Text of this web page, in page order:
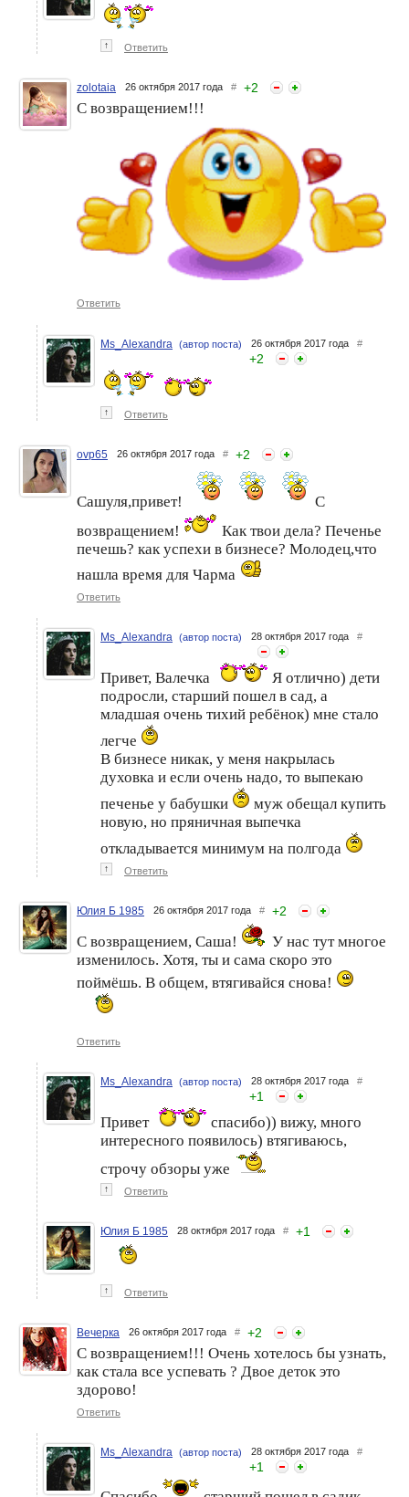
↑ Ответить
zolotaia 26 октября 2017 года # +2
С возвращением!!!
Ответить
Ms_Alexandra (автор поста) 26 октября 2017 года #
+2
↑ Ответить
ovp65 26 октября 2017 года # +2
Сашуля,привет!
С
возвращением!
Как твои дела? Печенье
печешь? как успехи в бизнесе? Молодец,что
нашла время для Чарма
Ответить
Ms_Alexandra (автор поста) 28 октября 2017 года #
Привет, Валечка
Я отлично) дети
подросли, старший пошел в сад, а
младшая очень тихий ребёнок) мне стало
легче
В бизнесе никак, у меня накрылась
духовка и если очень надо, то выпекаю
печенье у бабушки
муж обещал купить
новую, но пряничная выпечка
откладывается минимум на полгода
↑ Ответить
Юлия Б 1985 26 октября 2017 года # +2
С возвращением, Саша!
У нас тут многое
изменилось. Хотя, ты и сама скоро это
поймёшь. В общем, втягивайся снова!
Ответить
Ms_Alexandra (автор поста) 28 октября 2017 года #
+1
Привет
спасибо)) вижу, много
интересного появилось) втягиваюсь,
строчу обзоры уже
↑ Ответить
Юлия Б 1985 28 октября 2017 года # +1
↑ Ответить
Вечерка 26 октября 2017 года # +2
С возвращением!!! Очень хотелось бы узнать,
как стала все успевать ? Двое деток это
здорово!
Ответить
Ms_Alexandra (автор поста) 28 октября 2017 года #
+1